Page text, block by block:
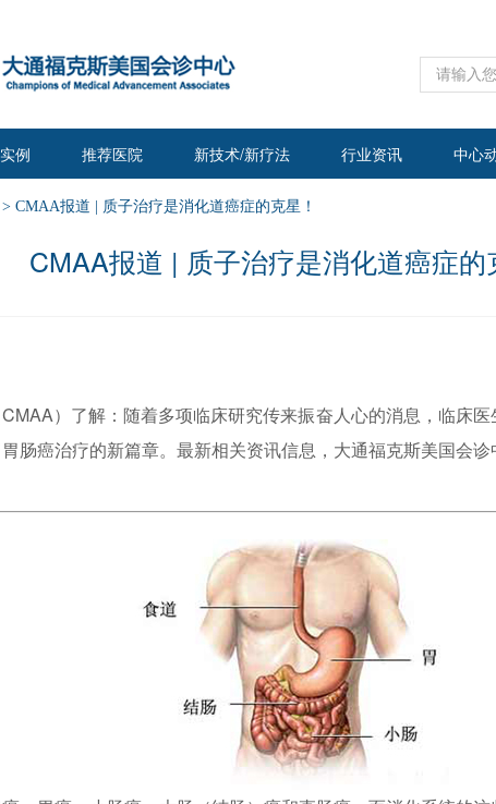
例 推荐医院 新技术/新疗法 行业资讯 中心
> CMAA报道 | 质子治疗是消化道癌症的克星！
CMAA报道 | 质子治疗是消化道癌症的
）了解：随着多项临床研究传来振奋人心的消息，临床
肠癌治疗的新篇章。最新相关资讯信息，大通福克斯美国会诊